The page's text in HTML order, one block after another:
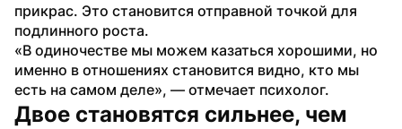
прикрас. Это становится отправной точкой для
подлинного роста.
«В одиночестве мы можем казаться хорошими, но
именно в отношениях становится видно, кто мы
есть на самом деле», — отмечает психолог.
Двое становятся сильнее, чем